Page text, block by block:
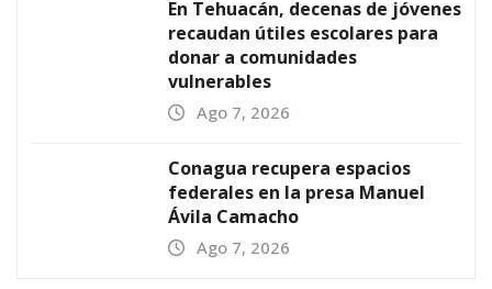
En Tehuacán, decenas de jóvenes
recaudan útiles escolares para
donar a comunidades
vulnerables
Ago 7, 2026
Conagua recupera espacios
federales en la presa Manuel
Ávila Camacho
Ago 7, 2026